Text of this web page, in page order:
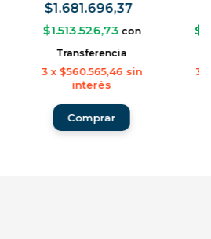
$1.681.696,37
$1.513.526,73 con
Transferencia
3 x $560.565,46 sin
interés
3